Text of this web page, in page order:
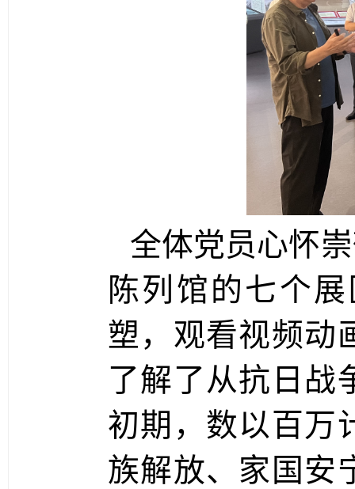
全体党员心怀
陈列馆的七个
塑，观看视频动
了解了从抗日战
初期，数以百万
族解放、家国安